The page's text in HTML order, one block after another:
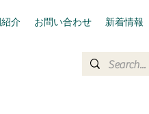
介 お問い合わせ 新着情報